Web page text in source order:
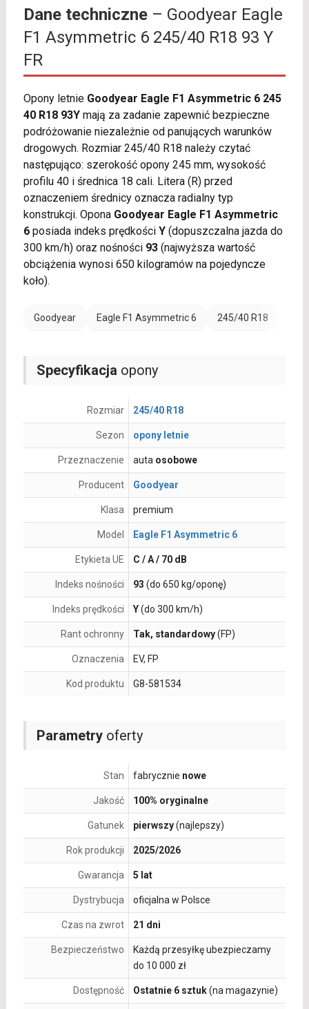
Dane techniczne– Goodyear Eagle
F1 Asymmetric 6 245/40 R18 93 Y
FR
Opony letnie Goodyear Eagle F1 Asymmetric 6 245
40 R18 93Ymają za zadanie zapewnić bezpieczne
podróżowanie niezależnie od panujących warunków
drogowych. Rozmiar 245/40 R18 należy czytać
następująco: szerokość opony 245 mm, wysokość
profilu 40 i średnica 18 cali. Litera (R) przed
oznaczeniem średnicy oznacza radialny typ
konstrukcji. Opona Goodyear Eagle F1 Asymmetric
6posiada indeks prędkości Y(dopuszczalna jazda do
300 km/h) oraz nośności 93(najwyższa wartość
obciążenia wynosi 650 kilogramów na pojedyncze
koło).
Goodyear Eagle F1 Asymmetric 6 245/40 R18
Parametryoferty
Stan fabrycznie nowe
Jakość 100% oryginalne
Gatunek pierwszy(najlepszy)
Rok produkcji 2025/2026
Gwarancja 5 lat
Dystrybucja oficjalna w Polsce
Czas na zwrot 21 dni
Bezpieczeństwo
Każdą przesyłkę ubezpieczamy
do 10 000 zł
Dostępność Ostatnie 6 sztuk(na magazynie)
Specyfikacja opony
Rozmiar 245/40 R18
Sezon opony letnie
Przeznaczenie auta osobowe
Producent Goodyear
Klasa premium
Model Eagle F1 Asymmetric 6
Etykieta UE C / A / 70 dB
Indeks nośności 93 (do 650 kg/oponę)
Indeks prędkości Y(do 300 km/h)
Rant ochronny Tak, standardowy(FP)
Oznaczenia EV, FP
Kod produktu G8-581534